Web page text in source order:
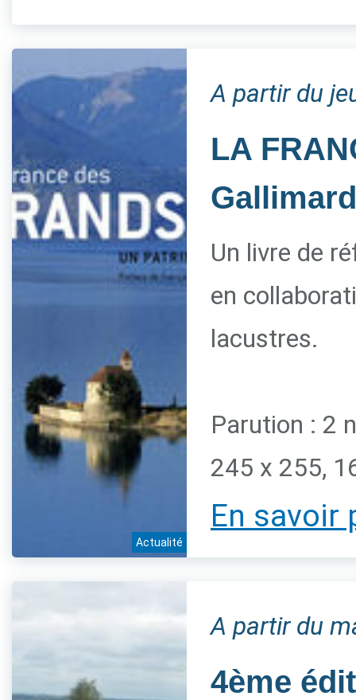
Actualité
A partir du
LA
Gallimard
Un livre de
en
lacustres.
Parution : 2
245 x 255,
En savoir
A partir du
4ème